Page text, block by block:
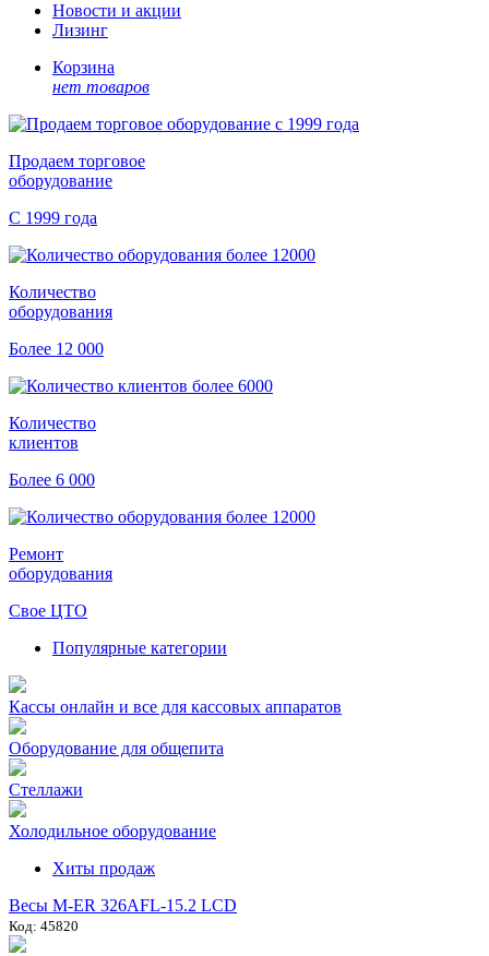
Новости и акции
Лизинг
Корзина
нет товаров
Продаем торговое
оборудование
С 1999 года
Количество
оборудования
Более 12 000
Количество
клиентов
Более 6 000
Ремонт
оборудования
Свое ЦТО
Популярные категории
Кассы онлайн и все для кассовых аппаратов
Оборудование для общепита
Стеллажи
Холодильное оборудование
Хиты продаж
Весы M-ER 326AFL-15.2 LCD
Код: 45820